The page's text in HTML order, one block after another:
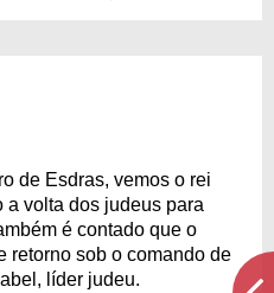
de Esdras, vemos o rei
a volta dos judeus para
é contado que o
retorno sob o comando de
líder judeu.